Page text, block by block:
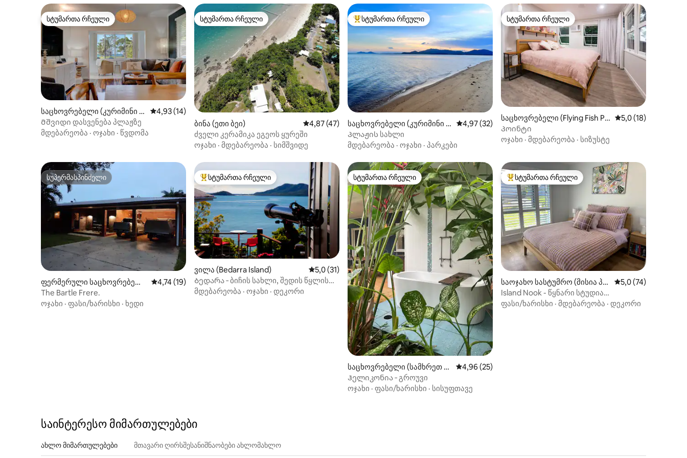
სტუმართა რჩეული
სტუმართა რჩეული
საცხოვრებელი (კურიმინი ბ
იჩი)
საშუალო შეფასებაა 5‑დან 4,93, 14 მიმოხილვა
4,93 (14)
Მშვიდი დასვენება პლაჟზე
მდებარეობა · ოჯახი · წვდომა
სტუმართა რჩეული
სტუმართა რჩეული
ბინა (ეთი ბეი) საშუალო შეფასებაა 5‑დან 4,87, 47 მიმოხილვა
4,87 (47)
ძველი კერამიკა ეგეოს ყურეში
ოჯახი · მდებარეობა · სიმშვიდე
სტუმართა რჩეული მოწინავე ვარიანტი
სტუმართა რჩეული
საცხოვრებელი (კურიმინი ბ
იჩი)
საშუალო შეფასებაა 5‑დან 4,97, 32 მიმოხილვა
4,97 (32)
Პლაჟის სახლი
მდებარეობა · ოჯახი · პარკები
სტუმართა რჩეული
სტუმართა რჩეული
საცხოვრებელი (Flying Fish Poi
nt)
საშუალო
5,0 (18)
Პოინტი
ოჯახი · მდებარეობა · სიზუსტე
სუპერმასპინძელი
სუპერმასპინძელი
ფერმერული საცხოვრებელი
(Germantown)
საშუალო შეფასებაა 5‑დან 4,74, 19 მიმოხილვა
4,74 (19)
The Bartle Frere.
ოჯახი · ფასი/ხარისხი · ხედი
სტუმართა რჩეული მოწინავე ვარიანტი
სტუმართა რჩეული
ვილა (Bedarra Island) საშუალო შეფასებაა 5‑დან 5,0, 31 მიმოხილვა
5,0 (31)
Ბედარა ‑ ბიჩის სახლი, შედის წყლის
გადარიცხვა
მდებარეობა · ოჯახი · დეკორი
სტუმართა რჩეული
სტუმართა რჩეული
საცხოვრებელი (სამხრეთ მი
სია)
საშუალო შეფასებაა 5‑დან 4,96, 25 მიმოხილვა
4,96 (25)
Ჰელიკონია ‑ გროუვი
ოჯახი · ფასი/ხარისხი · სისუფთავე
სტუმართა რჩეული მოწინავე ვარიანტი
სტუმართა რჩეული
საოჯახო სასტუმრო (მისია პ
ლაჟი)
საშუალო
5,0 (74)
Island Nook - წყნარი სტუდია
ყველაფერთან ახლოს
ფასი/ხარისხი · მდებარეობა · დეკორი
საინტერესო მიმართულებები
ახლო მიმართულებები მთავარი ღირსშესანიშნაობები ახლომახლო